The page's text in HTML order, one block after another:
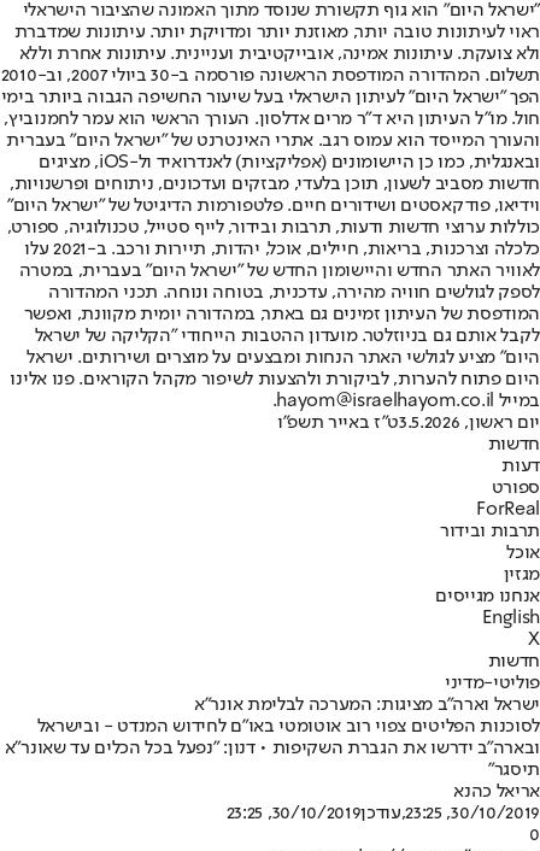
"ישראל היום" הוא גוף תקשורת שנוסד מתוך האמונה שהציבור הישראלי
ראוי לעיתונות טובה יותר, מאוזנת יותר ומדויקת יותר. עיתונות שמדברת
ולא צועקת. עיתונות אמינה, אובייקטיבית ועניינית. עיתונות אחרת וללא
תשלום. המהדורה המודפסת הראשונה פורסמה ב-30 ביולי 2007, וב-2010
הפך "ישראל היום" לעיתון הישראלי בעל שיעור החשיפה הגבוה ביותר בימי
חול. מו"ל העיתון היא ד"ר מרים אדלסון. העורך הראשי הוא עמר לחמנוביץ,
והעורך המייסד הוא עמוס רגב. אתרי האינטרנט של "ישראל היום" בעברית
ובאנגלית, כמו כן היישומונים (אפליקציות) לאנדרואיד ול-iOS, מציגים
חדשות מסביב לשעון, תוכן בלעדי, מבזקים ועדכונים, ניתוחים ופרשנויות,
וידיאו, פודקאסטים ושידורים חיים. פלטפורמות הדיגיטל של "ישראל היום"
כוללות ערוצי חדשות ודעות, תרבות ובידור, לייף סטייל, טכנולוגיה, ספורט,
כלכלה וצרכנות, בריאות, חיילים, אוכל, יהדות, תיירות ורכב. ב-2021 עלו
לאוויר האתר החדש והיישומון החדש של "ישראל היום" בעברית, במטרה
לספק לגולשים חוויה מהירה, עדכנית, בטוחה ונוחה. תכני המהדורה
המודפסת של העיתון זמינים גם באתר, במהדורה יומית מקוונת, ואפשר
לקבל אותם גם בניוזלטר. מועדון ההטבות הייחודי "הקליקה של ישראל
היום" מציע לגולשי האתר הנחות ומבצעים על מוצרים ושירותים. ישראל
היום פתוח להערות, לביקורת ולהצעות לשיפור מקהל הקוראים. פנו אלינו
במייל hayom@israelhayom.co.il.
יום ראשון, 3.5.2026
ט"ז באייר תשפ"ו
חדשות
דעות
ספורט
ForReal
תרבות ובידור
אוכל
מגזין
אנחנו מגייסים
English
X
חדשות
פוליטי-מדיני
ישראל וארה"ב מציגות: המערכה לבלימת אונר"א
לסוכנות הפליטים צפוי רוב אוטומטי באו"ם לחידוש המנדט - ובישראל
ובארה"ב ידרשו את הגברת השקיפות • דנון: "נפעל בכל הכלים עד שאונר"א
תיסגר"
אריאל כהנא
30/10/2019, 23:25
,עודכן30/10/2019, 23:25
0